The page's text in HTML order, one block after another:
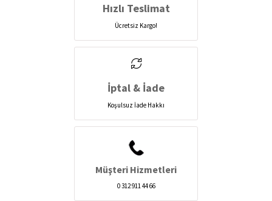
Hızlı Teslimat
Ücretsiz Kargo!
İptal & İade
Koşulsuz İade Hakkı
Müşteri Hizmetleri
0 312 911 44 66